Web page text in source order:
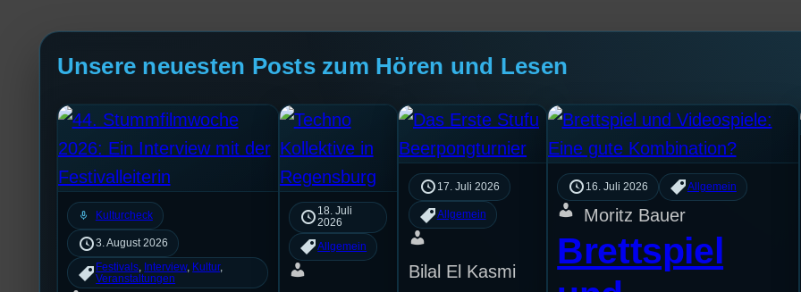
Unsere neuesten Posts zum Hören und Lesen
mic Kulturcheck
3. August 2026
Festivals Interview, Kultur
Veranstaltungen
18. Juli
2026
Allgemein
17. Juli 2026
Allgemein
Bilal El Kasmi
16. Juli 2026 Allgemein
Moritz Bauer
Brettspiel